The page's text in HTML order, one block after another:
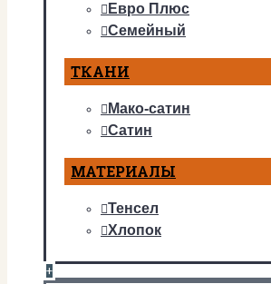
Евро Плюс
Семейный
ТКАНИ
Мако-сатин
Сатин
МАТЕРИАЛЫ
Тенсел
Хлопок
+